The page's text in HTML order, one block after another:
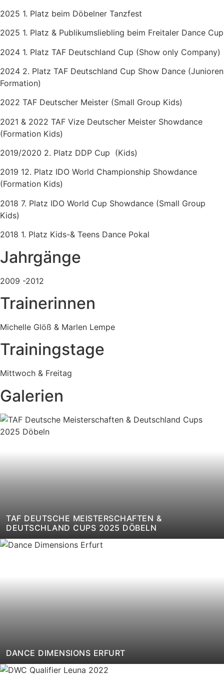
2025 1. Platz beim Döbelner Tanzfest
2025 1. Platz & Publikumsliebling beim Freitaler Dance Cup
2024 1. Platz TAF Deutschland Cup (Show only Company)
2024 2. Platz TAF Deutschland Cup Show Dance (Junioren
Formation)
2022 TAF Deutscher Meister (Small Group Kids)
2021 & 2022 TAF Vize Deutscher Meister Showdance
(Formation Kids)
2019/2020 2. Platz DDP Cup (Kids)
2019 12. Platz IDO World Championship Showdance
(Formation Kids)
2018 7. Platz IDO World Cup Showdance (Small Group
Kids)
2018 1. Platz Kids-& Teens Dance Pokal
Jahrgänge
2009 -2012
Trainerinnen
Michelle Glöß & Marlen Lempe
Trainingstage
Mittwoch & Freitag
Galerien
TAF DEUTSCHE MEISTERSCHAFTEN &
DEUTSCHLAND CUPS 2025 DÖBELN
DANCE DIMENSIONS ERFURT